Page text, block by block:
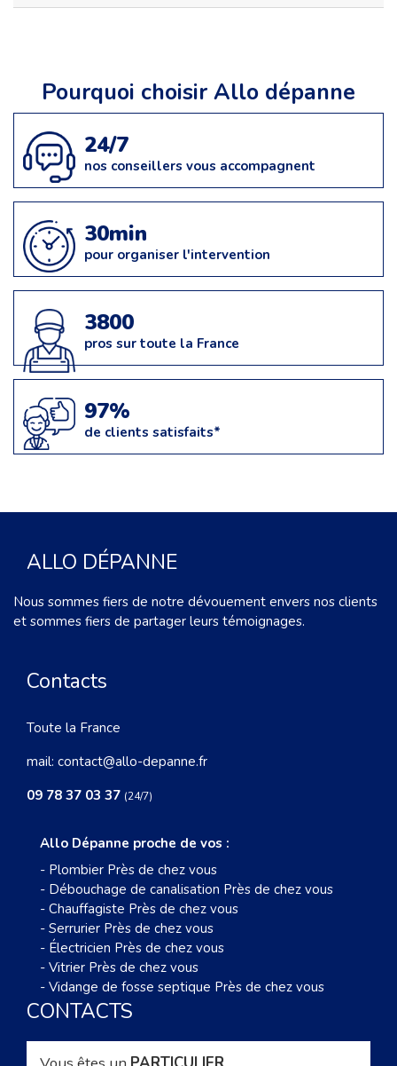
Pourquoi choisir Allo dépanne
24/7
nos conseillers vous accompagnent
30min
pour organiser l'intervention
3800
pros sur toute la France
97%
de clients satisfaits*
ALLO DÉPANNE
Nous sommes fiers de notre dévouement envers nos clients
et sommes fiers de partager leurs témoignages.
Contacts
Toute la France
mail: contact@allo-depanne.fr
09 78 37 03 37 (24/7)
Allo Dépanne proche de vos :
- Plombier Près de chez vous
- Débouchage de canalisation Près de chez vous
- Chauffagiste Près de chez vous
- Serrurier Près de chez vous
- Électricien Près de chez vous
- Vitrier Près de chez vous
- Vidange de fosse septique Près de chez vous
CONTACTS